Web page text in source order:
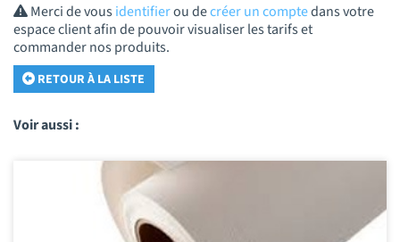
Merci de vousidentifierou decréer un comptedans votre
espace client afin de pouvoir visualiser les tarifs et
commander nos produits.
RETOUR À LA LISTE
Voir aussi :